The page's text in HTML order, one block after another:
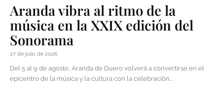
Aranda vibra al ritmo de la
música en la XXIX edición del
Sonorama
27 de julio de 2026
Del 5 al 9 de agosto, Aranda de Duero volverá a convertirse en el
epicentro de la música y la cultura con la celebración...